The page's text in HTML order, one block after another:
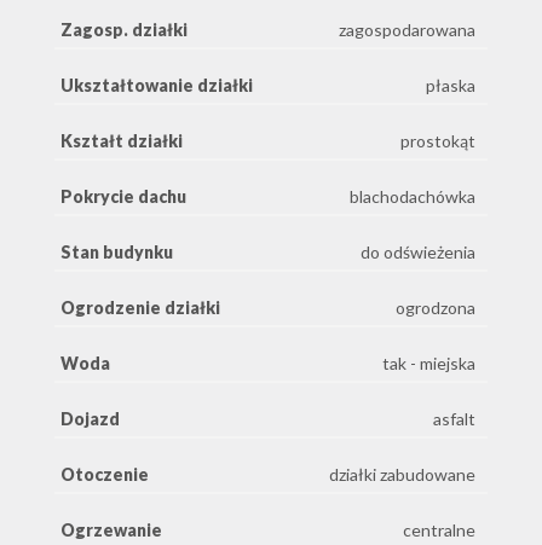
Zagosp. działki zagospodarowana
Ukształtowanie działki płaska
Kształt działki prostokąt
Pokrycie dachu blachodachówka
Stan budynku do odświeżenia
Ogrodzenie działki ogrodzona
Woda tak - miejska
Dojazd asfalt
Otoczenie działki zabudowane
Ogrzewanie centralne